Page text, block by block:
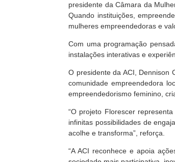
presidente da Câmara da
Quando instituições,
mulheres empreendedoras e
Com uma programação
instalações interativas e
O presidente da ACI, Dennison
comunidade empreendedora
empreendedorismo feminino,
“O projeto Florescer
infinitas possibilidades de
acolhe e transforma”, reforça.
“A ACI reconhece e apoia